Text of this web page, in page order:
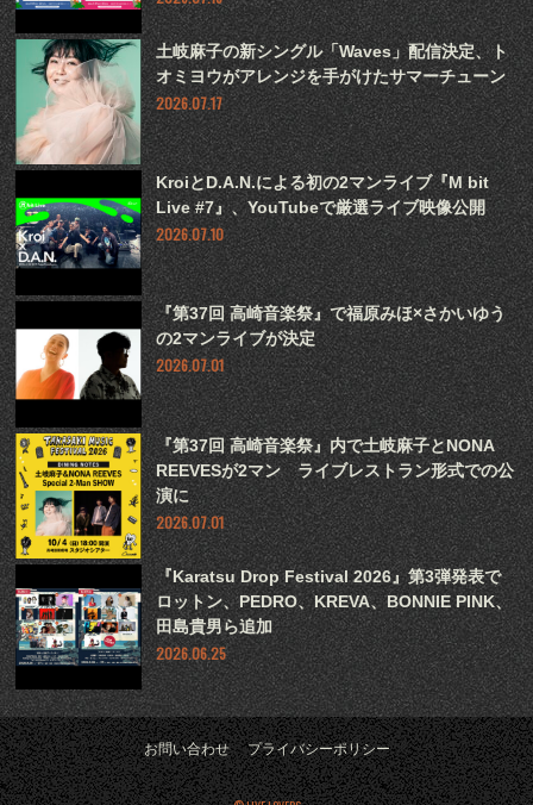
土岐麻子の新シングル「Waves」配信決定、ト
オミヨウがアレンジを手がけたサマーチューン
2026.07.17
KroiとD.A.N.による初の2マンライブ『M bit
Live #7』、YouTubeで厳選ライブ映像公開
2026.07.10
『第37回 高崎音楽祭』で福原みほ×さかいゆう
の2マンライブが決定
2026.07.01
『第37回 高崎音楽祭』内で土岐麻子とNONA
REEVESが2マン ライブレストラン形式での公
演に
2026.07.01
『Karatsu Drop Festival 2026』第3弾発表で
ロットン、PEDRO、KREVA、BONNIE PINK、
田島貴男ら追加
2026.06.25
お問い合わせ プライバシーポリシー